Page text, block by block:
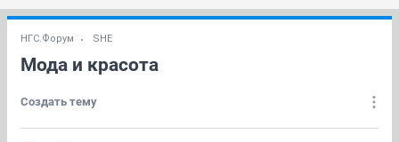
НГС.Форум SHE
Мода и красота
Создать тему